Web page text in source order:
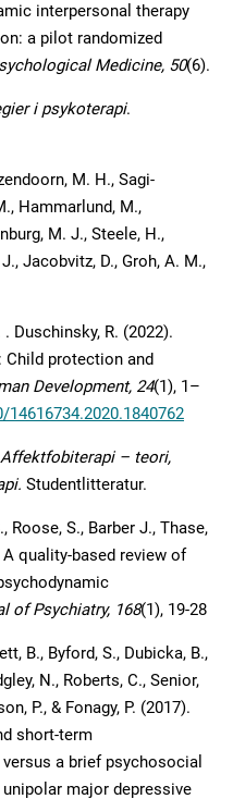
interpersonal therapy
a pilot randomized
Medicine, 50(6).
i psykoterapi.
M. H., Sagi-
Hammarlund, M.,
M. J., Steele, H.,
Jacobvitz, D., Groh, A. M.,
. Duschinsky, R. (2022).
protection and
Development, 24(1), 1–
Affektfobiterapi – teori,
Studentlitteratur.
Roose, S., Barber J., Thase,
A quality-based review of
of Psychiatry, 168(1), 19-28
B., Byford, S., Dubicka, B.,
N., Roberts, C., Senior,
P., & Fonagy, P. (2017).
short-term
a brief psychosocial
major depressive